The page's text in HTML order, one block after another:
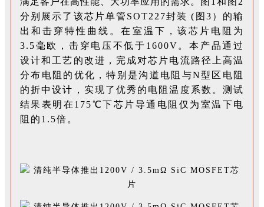
分别展示了该芯片单管SOT227封装 (图3）的输
出和击穿特性曲线。在室温下，该芯片电阻为
3.5毫欧，击穿电压不低于1600V。本产品通过
设计和工艺的改进，完成对芯片电流路径上高温
分布电阻的优化，特别是沟道电阻与N型区电阻
的折中设计，实现了优秀的电阻温度系数。测试
结果表明在175℃下芯片导通电阻仅为室温下电
阻的1.5倍。